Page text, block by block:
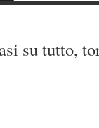
su tutto,